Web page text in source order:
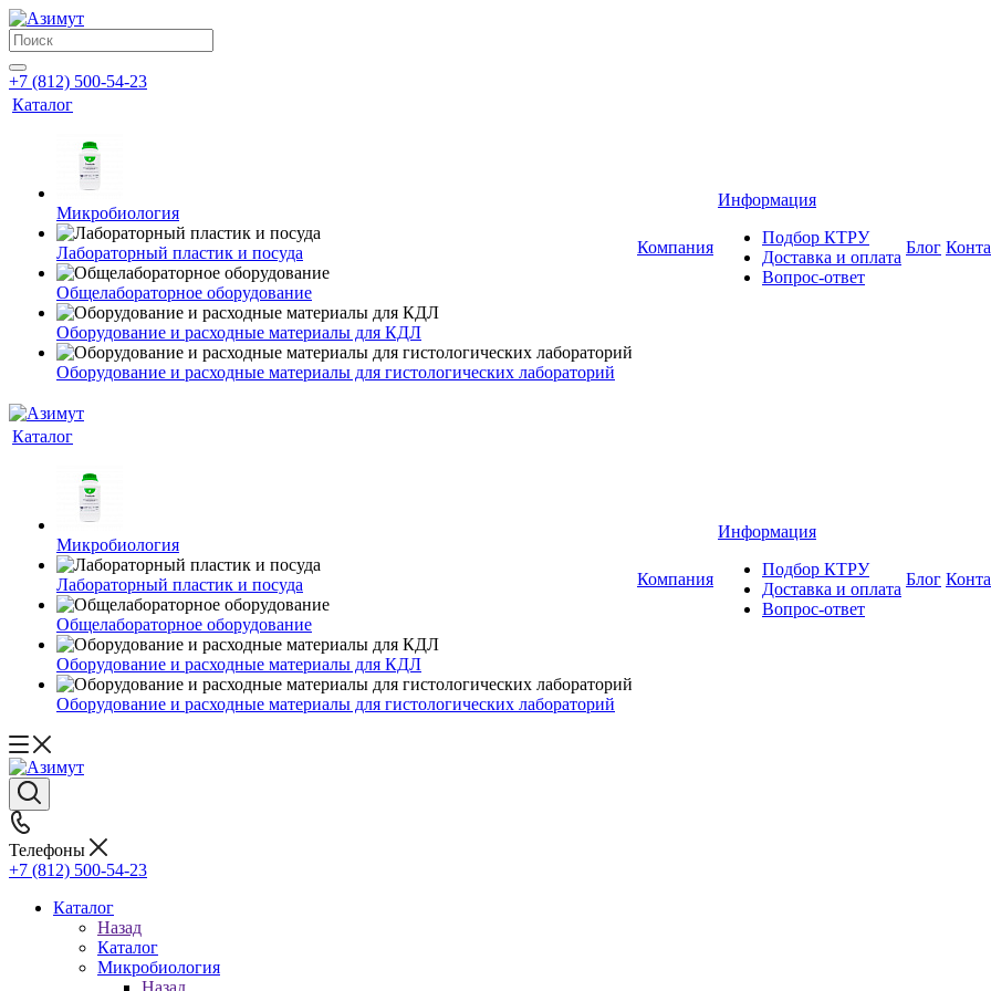
+7 (812) 500-54-23
Каталог
Микробиология
Лабораторный пластик и посуда
Общелабораторное оборудование
Оборудование и расходные материалы для КДЛ
Оборудование и расходные материалы для гистологических лабораторий
Компания
Информация
Подбор КТРУ
Доставка и оплата
Вопрос-ответ
Блог
Каталог
Микробиология
Лабораторный пластик и посуда
Общелабораторное оборудование
Оборудование и расходные материалы для КДЛ
Оборудование и расходные материалы для гистологических лабораторий
Компания
Информация
Подбор КТРУ
Доставка и оплата
Вопрос-ответ
Блог
Телефоны
+7 (812) 500-54-23
Каталог
Назад
Каталог
Микробиология
Назад